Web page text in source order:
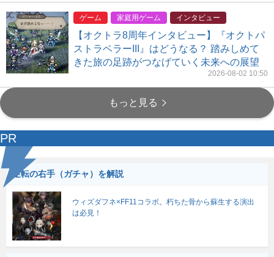
ゲーム 家庭用ゲーム インタビュー
【オクトラ8周年インタビュー】『オクトパ
ストラベラーIII』はどうなる？ 踏みしめて
きた旅の足跡がつなげていく未来への展望
2026-08-02 10:50
もっと見る
PR
逆転の右手（ガチャ）を解説
ウィズダフネ×FF11コラボ。朽ちた骨から蘇生する演出
は必見！